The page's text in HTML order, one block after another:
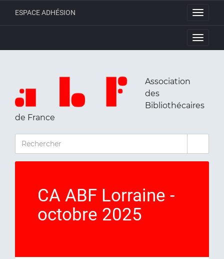
Toggle
ESPACE ADHÉSION
Toggle
Association
des
Bibliothécaires
de France
RECHERCHER
CA ABF Lorraine -
octobre 2025